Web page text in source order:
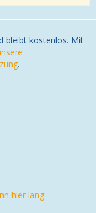
bleibt kostenlos. Mit
.
hier lang: